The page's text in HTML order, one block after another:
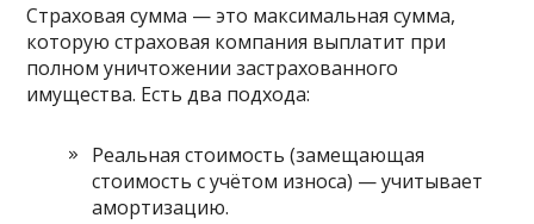
Страховая сумма — это максимальная сумма,
которую страховая компания выплатит при
полном уничтожении застрахованного
имущества. Есть два подхода:
Реальная стоимость (замещающая
стоимость с учётом износа) — учитывает
амортизацию.